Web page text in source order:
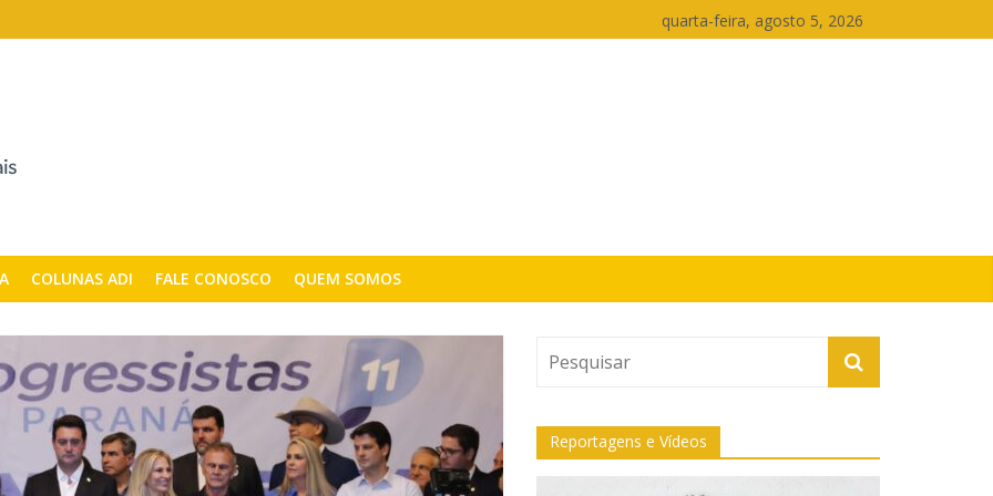
quarta-feira, agosto 5, 2026
COLUNAS ADI FALE CONOSCO QUEM SOMOS
Reportagens e Vídeos